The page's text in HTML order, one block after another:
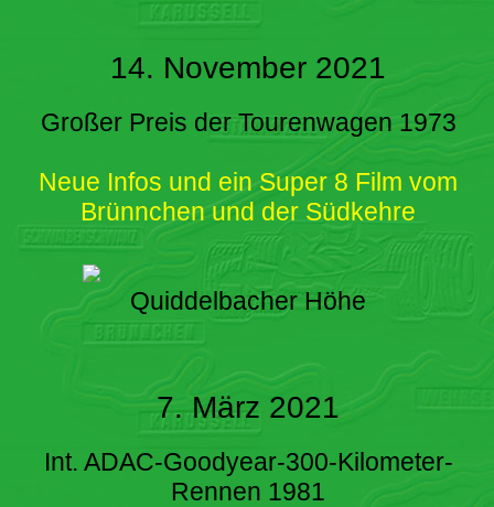
14. November 2021
Großer Preis der Tourenwagen 1973
Neue Infos und ein Super 8 Film vom
Brünnchen und der Südkehre
Quiddelbacher Höhe
7. März 2021
Int. ADAC-Goodyear-300-Kilometer-
Rennen 1981